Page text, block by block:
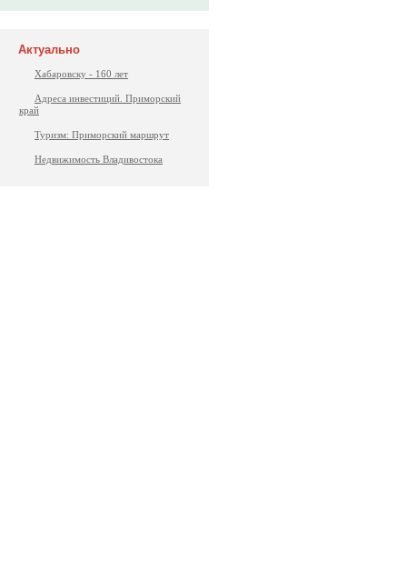
Актуально
Хабаровску - 160 лет
Адреса инвестиций. Приморский
край
Туризм: Приморский маршрут
Недвижимость Владивостока